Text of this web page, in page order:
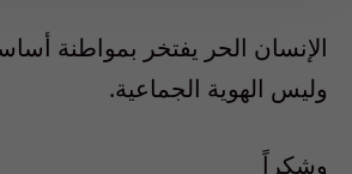
الإنسان الحر يفتخر بمواطنة
وليس الهوية الجماعية.
وشكراً